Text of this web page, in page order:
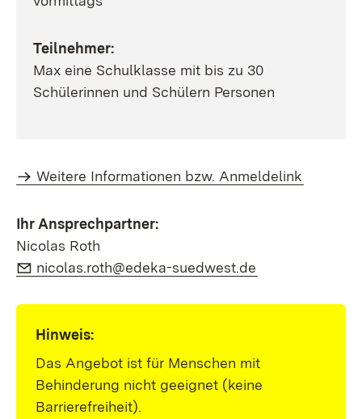
Teilnehmer:
Max eine Schulklasse mit bis zu 30
Schülerinnen und Schülern Personen
Weitere Informationen bzw. Anmeldelink
Ihr Ansprechpartner:
Nicolas Roth
E-Mail:
nicolas.roth@edeka-suedwest.de
Hinweis:
Das Angebot ist für Menschen mit
Behinderung nicht geeignet (keine
Barrierefreiheit).